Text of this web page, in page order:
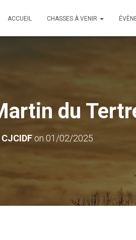
ACCUEIL CHASSES À VENIR
du
on 01/02/2025